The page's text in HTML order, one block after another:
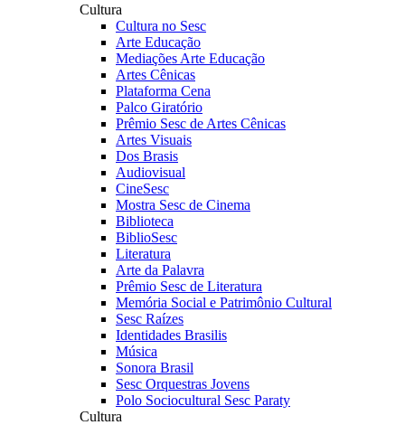
Cultura
Cultura no Sesc
Arte Educação
Mediações Arte Educação
Artes Cênicas
Plataforma Cena
Palco Giratório
Prêmio Sesc de Artes Cênicas
Artes Visuais
Dos Brasis
Audiovisual
CineSesc
Mostra Sesc de Cinema
Biblioteca
BiblioSesc
Literatura
Arte da Palavra
Prêmio Sesc de Literatura
Memória Social e Patrimônio Cultural
Sesc Raízes
Identidades Brasilis
Música
Sonora Brasil
Sesc Orquestras Jovens
Polo Sociocultural Sesc Paraty
Cultura